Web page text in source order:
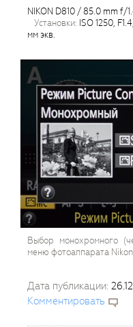
NIKON D810 / 85.0 mm f/
установки: ISO 1250,
мм экв.
Выбор монохромного
меню фотоаппарата
Дата публикации:
Комментировать